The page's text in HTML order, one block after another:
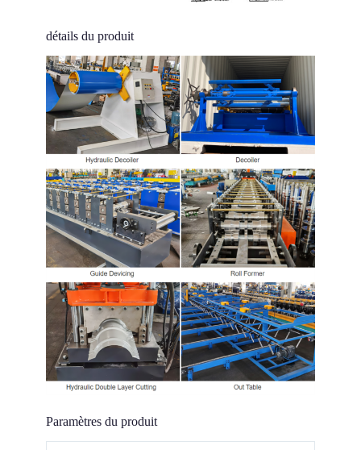
détails du produit
Paramètres du produit